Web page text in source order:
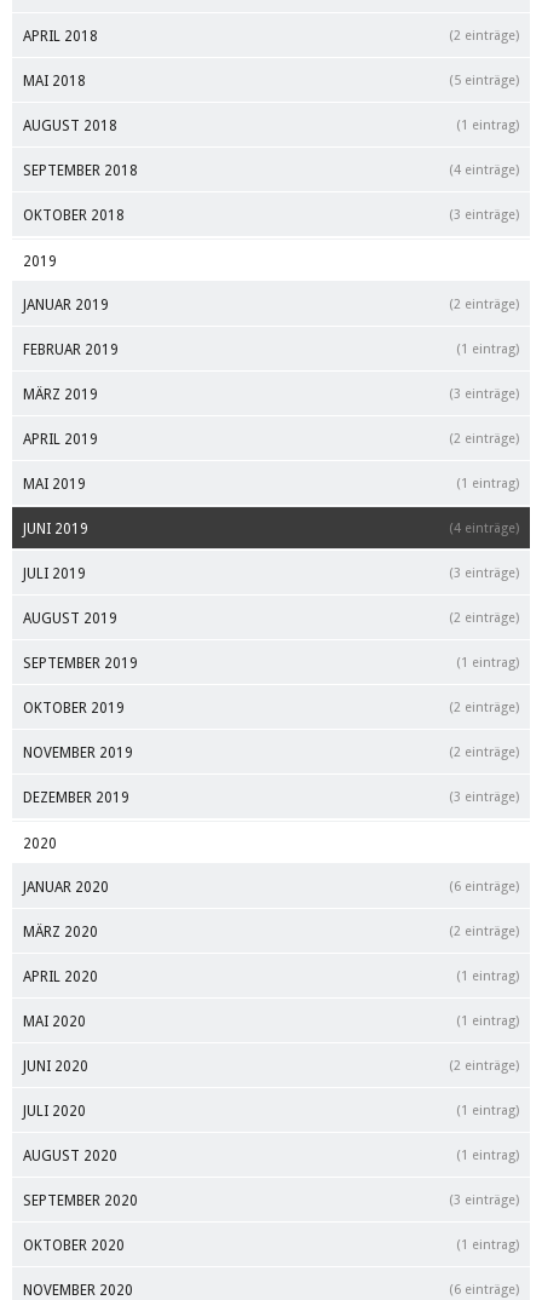
APRIL 2018 (2 einträge)
MAI 2018 (5 einträge)
AUGUST 2018 (1 eintrag)
SEPTEMBER 2018 (4 einträge)
OKTOBER 2018 (3 einträge)
2019
JANUAR 2019 (2 einträge)
FEBRUAR 2019 (1 eintrag)
MÄRZ 2019 (3 einträge)
APRIL 2019 (2 einträge)
MAI 2019 (1 eintrag)
JUNI 2019 (4 einträge)
JULI 2019 (3 einträge)
AUGUST 2019 (2 einträge)
SEPTEMBER 2019 (1 eintrag)
OKTOBER 2019 (2 einträge)
NOVEMBER 2019 (2 einträge)
DEZEMBER 2019 (3 einträge)
2020
JANUAR 2020 (6 einträge)
MÄRZ 2020 (2 einträge)
APRIL 2020 (1 eintrag)
MAI 2020 (1 eintrag)
JUNI 2020 (2 einträge)
JULI 2020 (1 eintrag)
AUGUST 2020 (1 eintrag)
SEPTEMBER 2020 (3 einträge)
OKTOBER 2020 (1 eintrag)
NOVEMBER 2020 (6 einträge)